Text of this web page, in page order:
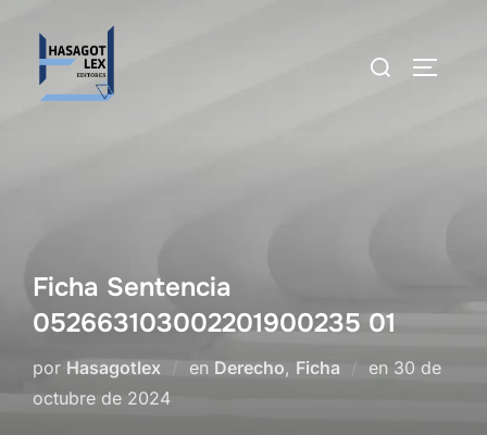
contenido
Buscar:
Ficha Sentencia
052663103002201900235 01
por Hasagotlex en Derecho, Ficha en Publicado
30 de
octubre de 2024